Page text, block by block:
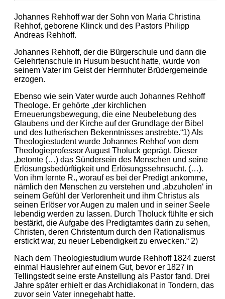
Johannes Rehhoff war der Sohn von Maria Christina
Rehhof, geborene Klinck und des Pastors Philipp
Andreas Rehhoff.
Johannes Rehhoff, der die Bürgerschule und dann die
Gelehrtenschule in Husum besucht hatte, wurde von
seinem Vater im Geist der Herrnhuter Brüdergemeinde
erzogen.
Ebenso wie sein Vater wurde auch Johannes Rehhoff
Theologe. Er gehörte „der kirchlichen
Erneuerungsbewegung, die eine Neubelebung des
Glaubens und der Kirche auf der Grundlage der Bibel
und des lutherischen Bekenntnisses anstrebte.“1) Als
Theologiestudent wurde Johannes Rehhof von dem
Theologieprofessor August Tholuck geprägt. Dieser
„betonte (…) das Sündersein des Menschen und seine
Erlösungsbedürftigkeit und Erlösungssehnsucht. (…).
Von ihm lernte R., worauf es bei der Predigt ankomme,
nämlich den Menschen zu verstehen und ‚abzuholen‘ in
seinem Gefühl der Verlorenheit und ihm Christus als
seinen Erlöser vor Augen zu malen und in seiner Seele
lebendig werden zu lassen. Durch Tholuck fühlte er sich
bestärkt, die Aufgabe des Predigtamtes darin zu sehen,
Christen, deren Christentum durch den Rationalismus
erstickt war, zu neuer Lebendigkeit zu erwecken.“ 2)
Nach dem Theologiestudium wurde Rehhoff 1824 zuerst
einmal Hauslehrer auf einem Gut, bevor er 1827 in
Tellingstedt seine erste Anstellung als Pastor fand. Drei
Jahre später erhielt er das Archidiakonat in Tondern, das
zuvor sein Vater innegehabt hatte.